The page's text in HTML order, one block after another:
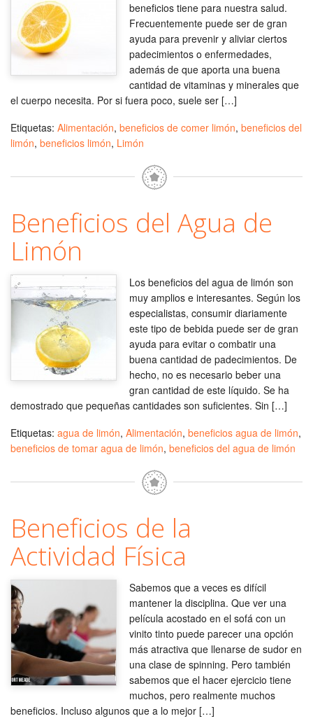
beneficios tiene para nuestra salud.
Frecuentemente puede ser de gran
ayuda para prevenir y aliviar ciertos
padecimientos o enfermedades,
además de que aporta una buena
cantidad de vitaminas y minerales que
el cuerpo necesita. Por si fuera poco, suele ser […]
Etiquetas: Alimentación, beneficios de comer limón, beneficios del
limón, beneficios limón, Limón
Beneficios del Agua de
Limón
Los beneficios del agua de limón son
muy amplios e interesantes. Según los
especialistas, consumir diariamente
este tipo de bebida puede ser de gran
ayuda para evitar o combatir una
buena cantidad de padecimientos. De
hecho, no es necesario beber una
gran cantidad de este líquido. Se ha
demostrado que pequeñas cantidades son suficientes. Sin […]
Etiquetas: agua de limón, Alimentación, beneficios agua de limón,
beneficios de tomar agua de limón, beneficios del agua de limón
Beneficios de la
Actividad Física
Sabemos que a veces es difícil
mantener la disciplina. Que ver una
película acostado en el sofá con un
vinito tinto puede parecer una opción
más atractiva que llenarse de sudor en
una clase de spinning. Pero también
sabemos que el hacer ejercicio tiene
muchos, pero realmente muchos
beneficios. Incluso algunos que a lo mejor […]